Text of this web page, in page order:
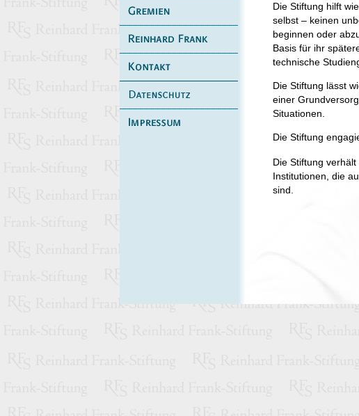
Die Stiftung hilft
selbst – keinen
beginnen oder
Basis für ihr
technische
Die Stiftung lässt
einer
Situationen.
Die Stiftung
Die Stiftung
Institutionen, die
sind.